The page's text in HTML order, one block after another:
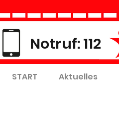
Notruf: 112
START Aktuelles